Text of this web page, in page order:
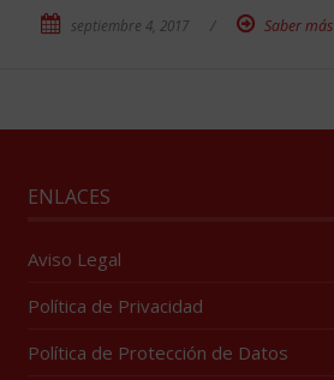
septiembre 4, 2017 / Saber más
ENLACES
Aviso Legal
Política de Privacidad
Política de Protección de Datos